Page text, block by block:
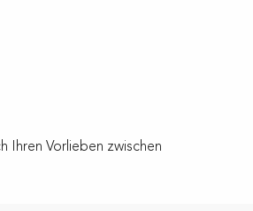
Ihren Vorlieben zwischen